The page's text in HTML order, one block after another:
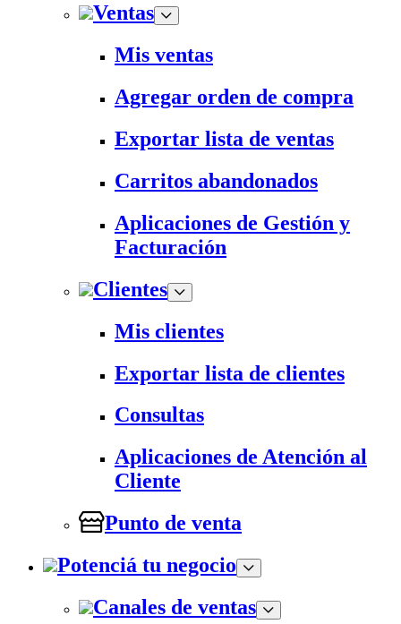
Ventas
Mis ventas
Agregar orden de compra
Exportar lista de ventas
Carritos abandonados
Aplicaciones de Gestión y
Facturación
Clientes
Mis clientes
Exportar lista de clientes
Consultas
Aplicaciones de Atención al
Cliente
Punto de venta
Potenciá tu negocio
Canales de ventas